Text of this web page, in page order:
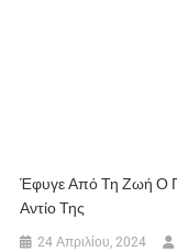
Έφυγε Από Τη Ζωή Ο
Αντίο Της
24 Απριλίου, 2024